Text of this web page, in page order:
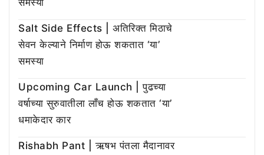
समस्या
Salt Side Effects | अतिरिक्त मिठाचे
सेवन केल्याने निर्माण होऊ शकतात ‘या’
समस्या
Upcoming Car Launch | पुढच्या
वर्षाच्या सुरुवातीला लाँच होऊ शकतात ‘या’
धमाकेदार कार
Rishabh Pant | ऋषभ पंतला मैदानावर